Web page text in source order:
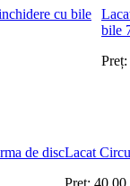
bile
Preț:
Lacat
Preț: 40.00